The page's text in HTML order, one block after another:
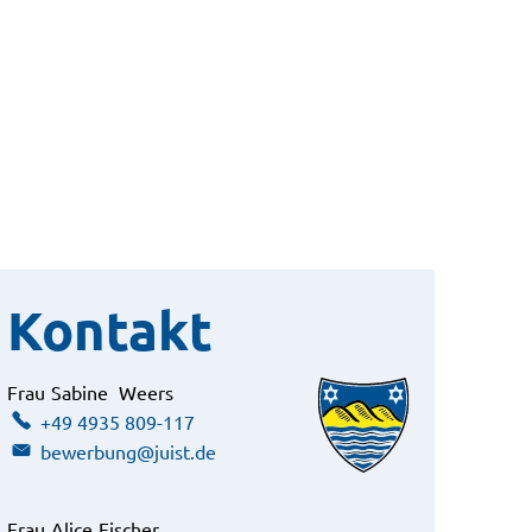
Kontakt
Frau Sabine Weers
Frau Sabine Weers
+49 4935 809-117
bewerbung@juist.de